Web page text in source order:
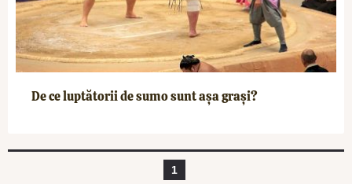
De ce luptătorii de sumo sunt așa grași?
1